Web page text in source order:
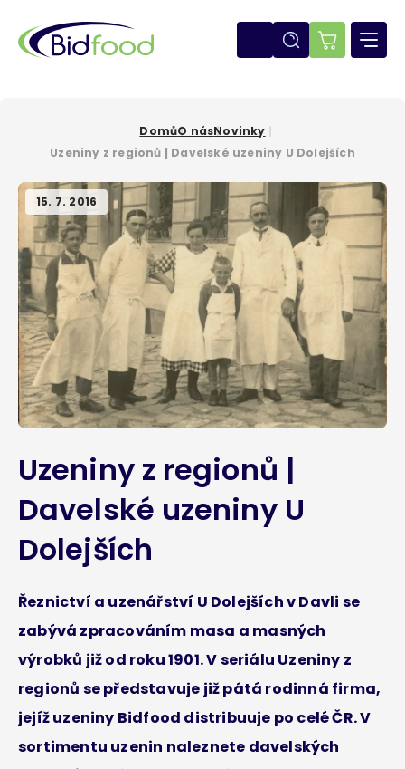
hlavnímu
obsahu
E-
Drobečková
navigace
DomůO násNovinky
Uzeniny z regionů | Davelské uzeniny U Dolejších
15. 7. 2016
Uzeniny z regionů |
Davelské uzeniny U
Dolejších
Řeznictví a uzenářství U Dolejších v Davli se
zabývá zpracováním masa a masných
výrobků již od roku 1901. V seriálu Uzeniny z
regionů se představuje již pátá rodinná firma,
jejíž uzeniny Bidfood distribuuje po celé ČR. V
sortimentu uzenin naleznete davelských